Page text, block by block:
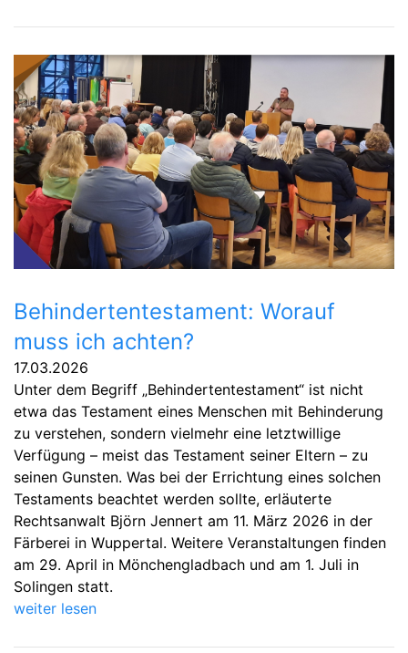
Behindertentestament: Worauf
muss ich achten?
17.03.2026
Unter dem Begriff „Behindertentestament“ ist nicht
etwa das Testament eines Menschen mit Behinderung
zu verstehen, sondern vielmehr eine letztwillige
Verfügung – meist das Testament seiner Eltern – zu
seinen Gunsten. Was bei der Errichtung eines solchen
Testaments beachtet werden sollte, erläuterte
Rechtsanwalt Björn Jennert am 11. März 2026 in der
Färberei in Wuppertal. Weitere Veranstaltungen finden
am 29. April in Mönchengladbach und am 1. Juli in
Solingen statt.
weiter lesen